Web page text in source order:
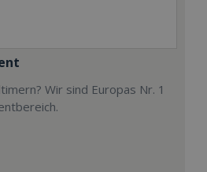
Wir sind Europas Nr. 1